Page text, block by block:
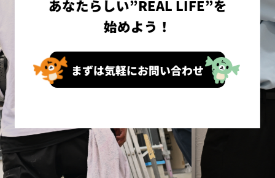
あなたらしい”REAL LIFE”を
始めよう！
まずは気軽にお問い合わせ